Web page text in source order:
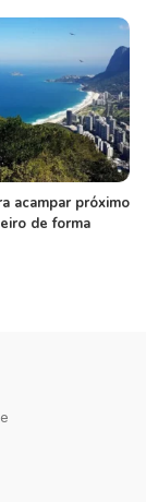
acampar próximo
de forma